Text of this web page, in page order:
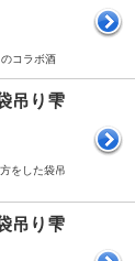
コラボ酒
吊り雫
をした袋吊
吊り雫